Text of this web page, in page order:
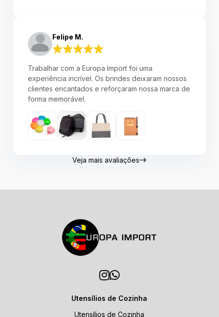
Felipe M.
Trabalhar com a Europa Import foi uma
experiência incrível. Os brindes deixaram nossos
clientes encantados e reforçaram nossa marca de
forma memorável.
Veja mais avaliações
Utensílios de Cozinha
Utensílios de Cozinha